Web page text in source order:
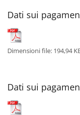
Dati sui
Dimensioni file: 194,94
Dati sui